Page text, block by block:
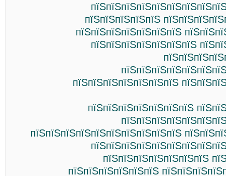
пїЅпїЅпїЅпїЅпїЅ
пїЅпїЅпїЅпїЅпїЅпїЅпїЅ
пїЅпїЅпїЅпїЅпїЅпїЅпїЅ
пїЅпїЅпїЅпїЅпїЅпїЅпїЅ
пїЅпїЅпїЅпїЅпїЅпїЅпїЅ
пїЅпїЅпїЅпїЅпїЅпїЅпїЅпїЅпїЅпїЅ
пїЅпїЅпїЅпїЅпїЅпїЅпїЅ
пїЅпїЅпїЅпїЅпїЅпїЅ